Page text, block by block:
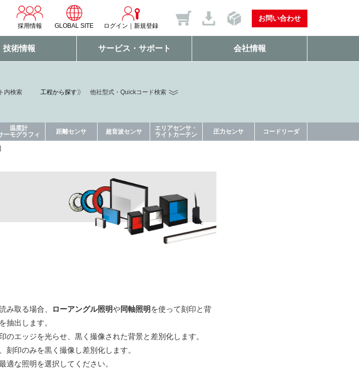
採用情報 GLOBAL SITE ログイン 新規登録
お問い合わせ
技術情報 サービス・サポート 会社情報
内検索 工程から探す 他社型式・Quickコード検索
温度計
ーモグラフィ
距離センサ 超音波センサ
エリアセンサ・
ライトカーテン
圧力センサ コードリーダ
み取る場合、 ローアングル照明や同軸照明 を使って刻印と背
抽出します。
のエッジを光らせ、黒く撮像された背景と差別化します。
刻印のみを黒く撮像し差別化します。
適な照明を選択してください。